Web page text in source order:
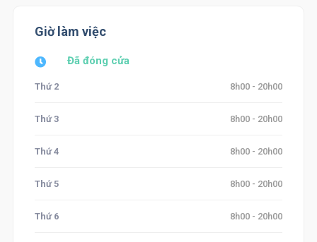
Giờ làm việc
Đã đóng cửa
Thứ 2 8h00 - 20h00
Thứ 3 8h00 - 20h00
Thứ 4 8h00 - 20h00
Thứ 5 8h00 - 20h00
Thứ 6 8h00 - 20h00